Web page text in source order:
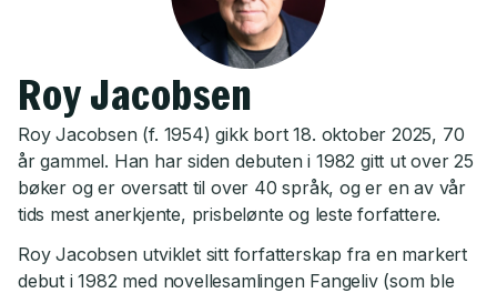
Roy Jacobsen
Roy Jacobsen (f. 1954) gikk bort 18. oktober 2025, 70
år gammel. Han har siden debuten i 1982 gitt ut over 25
bøker og er oversatt til over 40 språk, og er en av vår
tids mest anerkjente, prisbelønte og leste forfattere.
Roy Jacobsen utviklet sitt forfatterskap fra en markert
debut i 1982 med novellesamlingen Fangeliv (som ble